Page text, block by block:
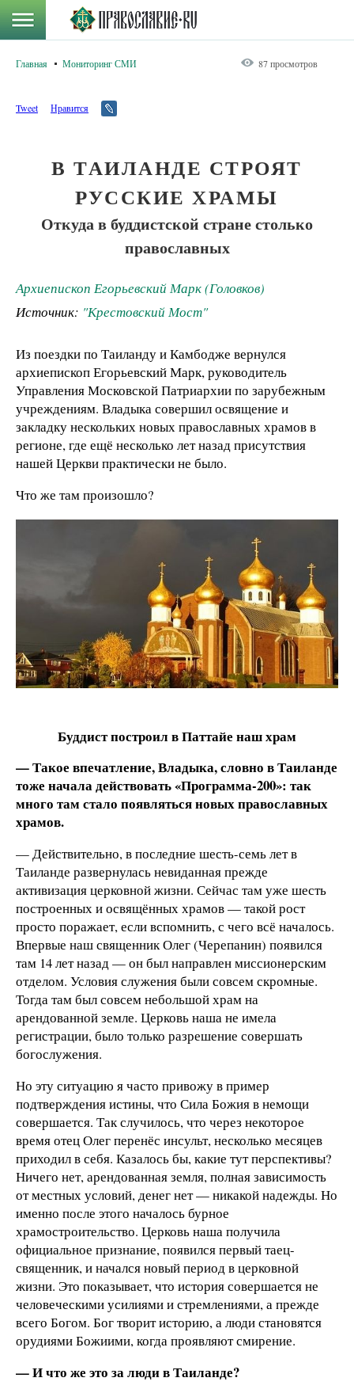
Главная Мониторинг СМИ 87 просмотров
Tweet Нравится
В ТАИЛАНДЕ СТРОЯТ
РУССКИЕ ХРАМЫ
Откуда в буддистской стране столько
православных
Архиепископ Егорьевский Марк (Головков)
Источник: "Крестовский Мост"
Из поездки по Таиланду и Камбодже вернулся
архиепископ Егорьевский Марк, руководитель
Управления Московской Патриархии по зарубежным
учреждениям. Владыка совершил освящение и
закладку нескольких новых православных храмов в
регионе, где ещё несколько лет назад присутствия
нашей Церкви практически не было.
Что же там произошло?
Буддист построил в Паттайе наш храм
— Такое впечатление, Владыка, словно в Таиланде
тоже начала действовать «Программа-200»: так
много там стало появляться новых православных
храмов.
— Действительно, в последние шесть-семь лет в
Таиланде развернулась невиданная прежде
активизация церковной жизни. Сейчас там уже шесть
построенных и освящённых храмов — такой рост
просто поражает, если вспомнить, с чего всё началось.
Впервые наш священник Олег (Черепанин) появился
там 14 лет назад — он был направлен миссионерским
отделом. Условия служения были совсем скромные.
Тогда там был совсем небольшой храм на
арендованной земле. Церковь наша не имела
регистрации, было только разрешение совершать
богослужения.
Но эту ситуацию я часто привожу в пример
подтверждения истины, что Сила Божия в немощи
совершается. Так случилось, что через некоторое
время отец Олег перенёс инсульт, несколько месяцев
приходил в себя. Казалось бы, какие тут перспективы?
Ничего нет, арендованная земля, полная зависимость
от местных условий, денег нет — никакой надежды. Но
именно после этого началось бурное
храмостроительство. Церковь наша получила
официальное признание, появился первый таец-
священник, и начался новый период в церковной
жизни. Это показывает, что история совершается не
человеческими усилиями и стремлениями, а прежде
всего Богом. Бог творит историю, а люди становятся
орудиями Божиими, когда проявляют смирение.
— И что же это за люди в Таиланде?